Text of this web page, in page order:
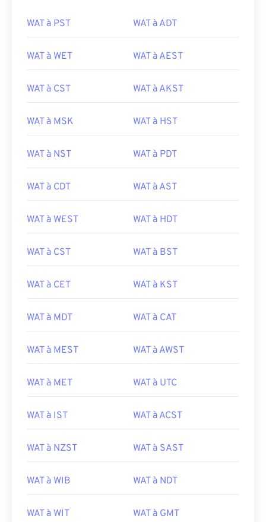
WAT à PST WAT à ADT
WAT à WET WAT à AEST
WAT à CST WAT à AKST
WAT à MSK WAT à HST
WAT à NST WAT à PDT
WAT à CDT WAT à AST
WAT à WEST WAT à HDT
WAT à CST WAT à BST
WAT à CET WAT à KST
WAT à MDT WAT à CAT
WAT à MEST WAT à AWST
WAT à MET WAT à UTC
WAT à IST WAT à ACST
WAT à NZST WAT à SAST
WAT à WIB WAT à NDT
WAT à WIT WAT à GMT